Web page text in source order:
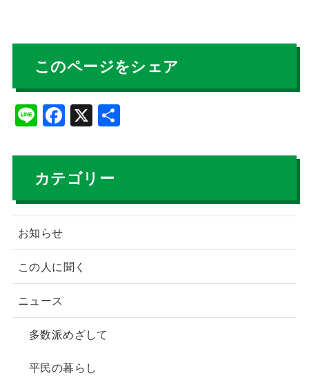
このページをシェア
Li
n
e
F
a
c
e
b
o
o
k
X 共
カテゴリー
お知らせ
この人に聞く
ニュース
多数派めざして
平民の暮らし